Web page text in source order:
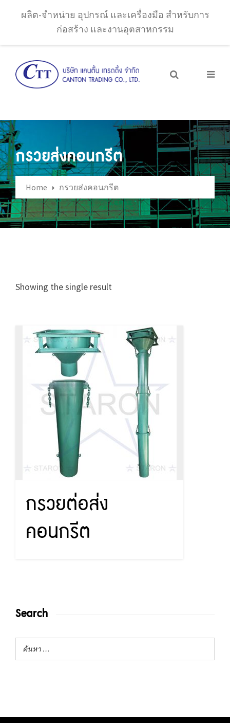
ผลิต-จำหน่าย อุปกรณ์ และเครื่องมือ สำหรับการ
ก่อสร้าง และงานอุตสาหกรรม
กรวยส่งคอนกรีต
Home กรวยส่งคอนกรีต
Showing the single result
กรวยต่อส่ง
คอนกรีต
Search